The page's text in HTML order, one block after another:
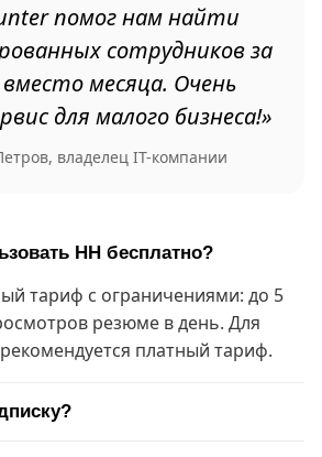
помог нам найти
сотрудников за
месяца. Очень
для малого бизнеса!»
владелец IT-компании
HH бесплатно?
тариф с ограничениями: до 5
резюме в день. Для
платный тариф.